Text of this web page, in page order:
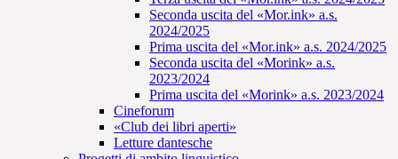
Seconda uscita del «Mor.ink» a.s.
2024/2025
Prima uscita del «Mor.ink» a.s. 2024/2025
Seconda uscita del «Morink» a.s.
2023/2024
Prima uscita del «Morink» a.s. 2023/2024
Cineforum
«Club dei libri aperti»
Letture dantesche